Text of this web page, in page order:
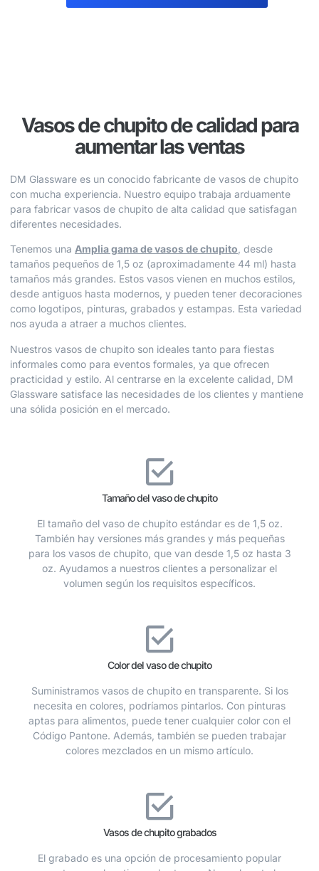
Vasos de chupito de calidad para
aumentar las ventas
DM Glassware es un conocido fabricante de vasos de chupito
con mucha experiencia. Nuestro equipo trabaja arduamente
para fabricar vasos de chupito de alta calidad que satisfagan
diferentes necesidades.
Tenemos una Amplia gama de vasos de chupito, desde
tamaños pequeños de 1,5 oz (aproximadamente 44 ml) hasta
tamaños más grandes. Estos vasos vienen en muchos estilos,
desde antiguos hasta modernos, y pueden tener decoraciones
como logotipos, pinturas, grabados y estampas. Esta variedad
nos ayuda a atraer a muchos clientes.
Nuestros vasos de chupito son ideales tanto para fiestas
informales como para eventos formales, ya que ofrecen
practicidad y estilo. Al centrarse en la excelente calidad, DM
Glassware satisface las necesidades de los clientes y mantiene
una sólida posición en el mercado.
Tamaño del vaso de chupito
El tamaño del vaso de chupito estándar es de 1,5 oz.
También hay versiones más grandes y más pequeñas
para los vasos de chupito, que van desde 1,5 oz hasta 3
oz. Ayudamos a nuestros clientes a personalizar el
volumen según los requisitos específicos.
Color del vaso de chupito
Suministramos vasos de chupito en transparente. Si los
necesita en colores, podríamos pintarlos. Con pinturas
aptas para alimentos, puede tener cualquier color con el
Código Pantone. Además, también se pueden trabajar
colores mezclados en un mismo artículo.
Vasos de chupito grabados
El grabado es una opción de procesamiento popular